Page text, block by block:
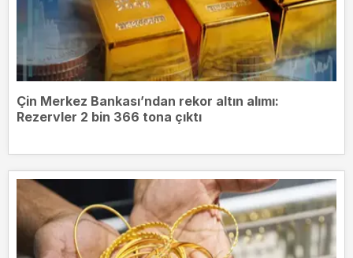
Çin Merkez Bankası’ndan rekor altın alımı:
Rezervler 2 bin 366 tona çıktı